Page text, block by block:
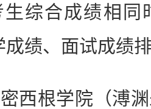
合成绩相同
成绩、面试成绩
根学院（溥渊